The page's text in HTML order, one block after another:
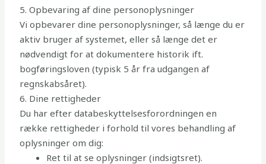
5. Opbevaring af dine personoplysninger
Vi opbevarer dine personoplysninger, så længe du er
aktiv bruger af systemet, eller så længe det er
nødvendigt for at dokumentere historik ift.
bogføringsloven (typisk 5 år fra udgangen af
regnskabsåret).
6. Dine rettigheder
Du har efter databeskyttelsesforordningen en
række rettigheder i forhold til vores behandling af
oplysninger om dig:
Ret til at se oplysninger (indsigtsret).